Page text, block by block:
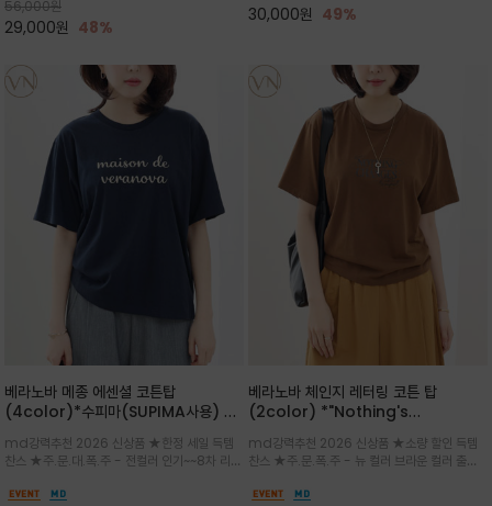
56,000원
29,000원 48%
30,000원 49%
베라노바 메종 에센셜 코튼탑
(4color)*수피마(SUPIMA사용) 레
는 레터링 티셔츠
md강력추천 2026 신상품 ★한정 세일 득템
찬스 ★주.문.대.폭.주 - 전컬러 인기~~8차 리오
픽이나 컬러 조합을 통해 'Essential'한 무드를
베라노바 체인지 레터링 코튼 탑
(2color) *"Nothing's
도 일어나지않는것/감각적인 레터링 프
린팅이 돋보이는 베라노바 티셔츠
md강력추천 2026 신상품 ★소량 할인 득템
찬스 ★주.문.폭.주 - 뉴 컬러 브라운 컬러 출시~
무드를 만들고 기본 베이스의 컬러감이라 출근시